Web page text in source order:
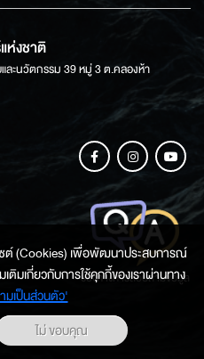
งชาติ
ะนวัตกรรม 39 หมู่ 3 ต.คลองห้า
ช่องทางการสอบถามข้อมูล
ไซต์ (Cookies) เพื่อพัฒนาประสบการณ์
มเกี่ยวกับการใช้คุกกี้ของเราผ่านทาง
มเป็นส่วนตัว'
ไม่ ขอบคุณ